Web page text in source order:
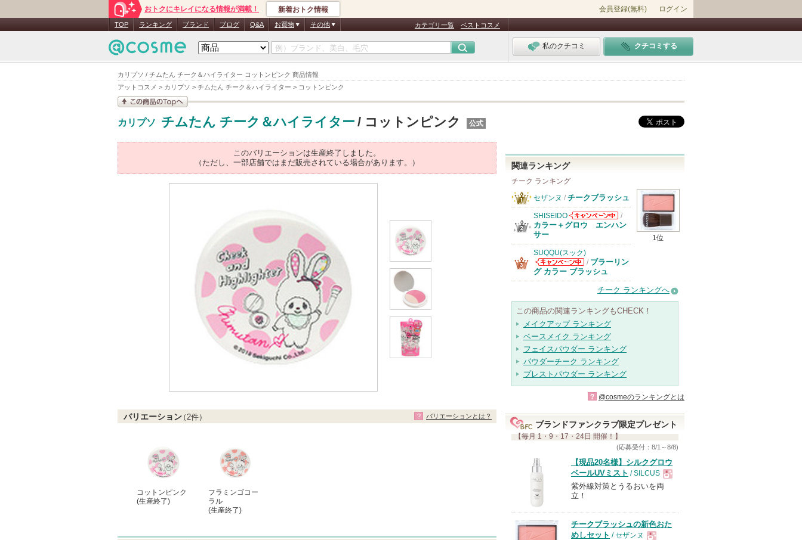
カリプソ / チムたん チーク＆ハイライター コットンピンク 商品情報
アットコスメ > カリプソ > チムたん チーク＆ハイライター > コットンピンク
おトクにキレイになる情報が満載！ 新着おトク情報 会員登録(無料) ログイン
TOP ランキング ブランド ブログ Q&A お買物 その他 カテゴリ一覧 ベストコスメ
私のクチコミ クチコミする
この商品の情報を見
カリプソ チムたん チーク＆ハイライター / コットンピンク 公式
このバリエーションは生産終了しました。
（ただし、一部店舗ではまだ販売されている場合があります。）
バリエーション（2件）
コットンピンク
(生産終了)
フラミンゴコー
ラル
(生産終了)
バリエーションとは？
関連ランキング
チーク ランキング
1位
セザンヌ / チークブラッシュ
SHISEIDO
SHISEIDOから
/
カラー＋グロウ エンハン
サー
SUQQU(スック)
SUQQU(スッ
ク)からのお知
/ ブラーリン
グ カラー ブラッシュ
チーク ランキングへ
この商品の関連ランキングもCHECK！
メイクアップ ランキング
ベースメイク ランキング
フェイスパウダー ランキング
パウダーチーク ランキング
プレストパウダー ランキング
? @cosmeのランキングとは
ブランドファンクラブ限定プレゼント
【毎月 1・9・17・24日 開催！】
(応募受付：8/1～8/8)
【現品20名様】シルクグロウ
ベールUVミスト / SILCUS
現
品
紫外線対策とうるおいを両
立！
チークブラッシュの新色おた
めしセット / セザンヌ